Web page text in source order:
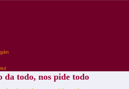
da todo, nos pide todo